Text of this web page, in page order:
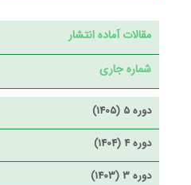
مقالات آماده انتشار
شماره جاری
دوره 5 (1405)
دوره 4 (1404)
دوره 3 (1403)